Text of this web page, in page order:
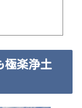
極楽浄土